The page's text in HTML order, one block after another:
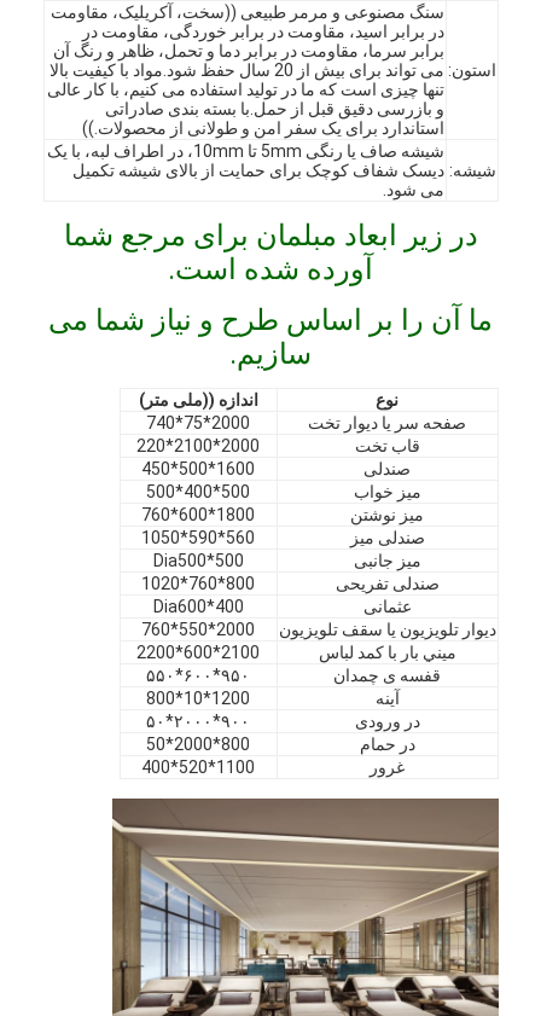
محصولات
ویدیو
نمایش VR
درباره ما
کنترل کیفیت
با ما تماس بگیرید
اخبار
موارد
استون:
سنگ مصنوعی و مرمر طبیعی ((سخت، آکریلیک، مقاومت
در برابر اسید، مقاومت در برابر خوردگی، مقاومت در
برابر سرما، مقاومت در برابر دما و تحمل، ظاهر و رنگ آن
می تواند برای بیش از 20 سال حفظ شود.مواد با کیفیت بالا
تنها چیزی است که ما در تولید استفاده می کنیم، با کار عالی
و بازرسی دقیق قبل از حمل.با بسته بندی صادراتی
استاندارد برای یک سفر امن و طولانی از محصولات.))
شیشه:
شیشه صاف یا رنگی 5mm تا 10mm، در اطراف لبه، با یک
دیسک شفاف کوچک برای حمایت از بالای شیشه تکمیل
می شود.
در زیر ابعاد مبلمان برای مرجع شما
آورده شده است.
ما آن را بر اساس طرح و نیاز شما می
سازیم.
نوع
اندازه ((ملی متر)
صفحه سر یا دیوار تخت
2000*75*740
قاب تخت
2000*2100*220
صندلی
1600*500*450
میز خواب
500*400*500
میز نوشتن
1800*600*760
صندلی میز
560*590*1050
میز جانبی
Dia500*500
صندلی تفریحی
800*760*1020
عثمانی
Dia600*400
دیوار تلویزیون یا سقف تلویزیون
2000*550*760
ميني بار با کمد لباس
2100*600*2200
قفسه ی چمدان
۹۵۰*۶۰۰*۵۵۰
آینه
1200*10*800
در ورودی
۹۰۰*۲۰۰۰*۵۰
در حمام
800*2000*50
غرور
1100*520*400